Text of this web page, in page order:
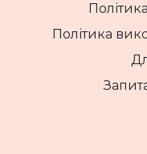
Політика